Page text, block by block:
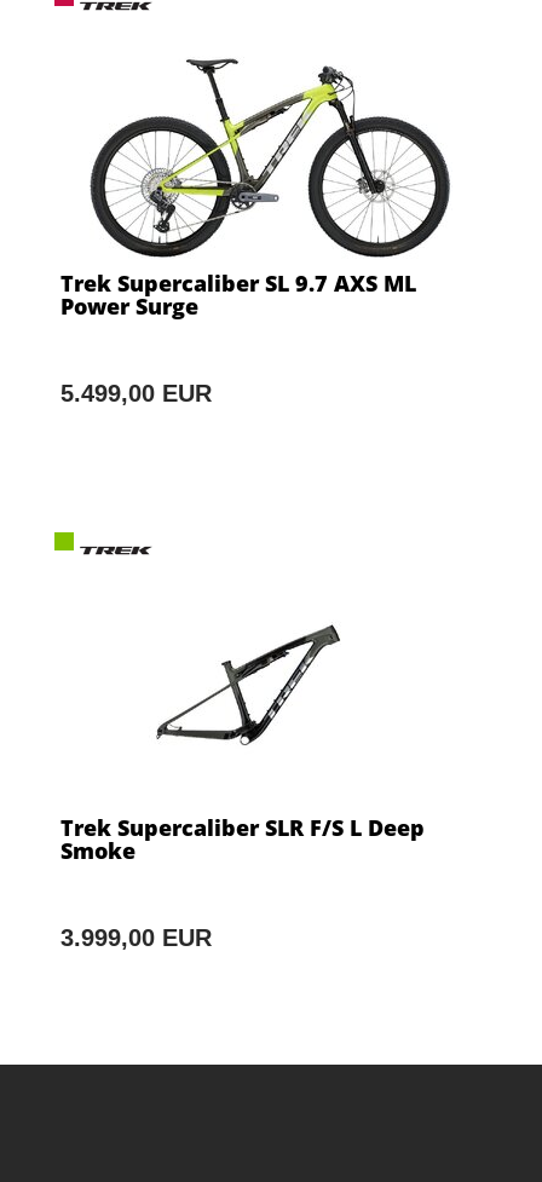
Trek Supercaliber SL 9.7 AXS ML
Power Surge
5.499,00 EUR
Trek Supercaliber SLR F/S L Deep
Smoke
3.999,00 EUR